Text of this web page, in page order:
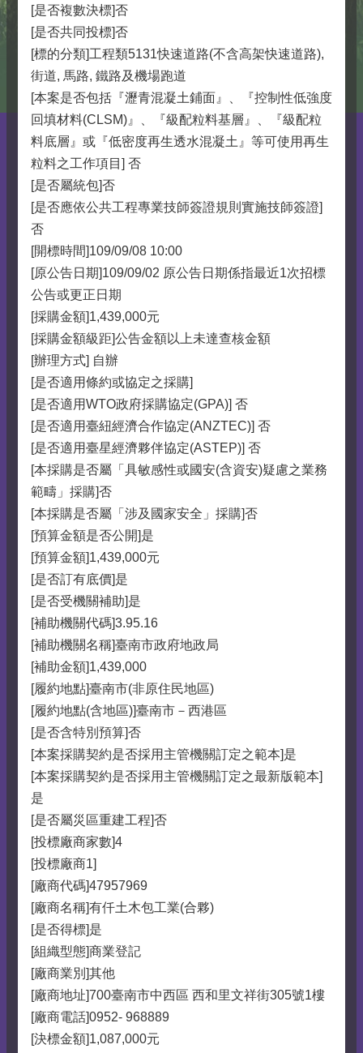
[是否複數決標]否
[是否共同投標]否
[標的分類]工程類5131快速道路(不含高架快速道路),
街道, 馬路, 鐵路及機場跑道
[本案是否包括『瀝青混凝土鋪面』、『控制性低強度
回填材料(CLSM)』、『級配粒料基層』、『級配粒
料底層』或『低密度再生透水混凝土』等可使用再生
粒料之工作項目] 否
[是否屬統包]否
[是否應依公共工程專業技師簽證規則實施技師簽證]
否
[開標時間]109/09/08 10:00
[原公告日期]109/09/02 原公告日期係指最近1次招標
公告或更正日期
[採購金額]1,439,000元
[採購金額級距]公告金額以上未達查核金額
[辦理方式] 自辦
[是否適用條約或協定之採購]
[是否適用WTO政府採購協定(GPA)] 否
[是否適用臺紐經濟合作協定(ANZTEC)] 否
[是否適用臺星經濟夥伴協定(ASTEP)] 否
[本採購是否屬「具敏感性或國安(含資安)疑慮之業務
範疇」採購]否
[本採購是否屬「涉及國家安全」採購]否
[預算金額是否公開]是
[預算金額]1,439,000元
[是否訂有底價]是
[是否受機關補助]是
[補助機關代碼]3.95.16
[補助機關名稱]臺南市政府地政局
[補助金額]1,439,000
[履約地點]臺南市(非原住民地區)
[履約地點(含地區)]臺南市－西港區
[是否含特別預算]否
[本案採購契約是否採用主管機關訂定之範本]是
[本案採購契約是否採用主管機關訂定之最新版範本]
是
[是否屬災區重建工程]否
[投標廠商家數]4
[投標廠商1]
[廠商代碼]47957969
[廠商名稱]有仟土木包工業(合夥)
[是否得標]是
[組織型態]商業登記
[廠商業別]其他
[廠商地址]700臺南市中西區 西和里文祥街305號1樓
[廠商電話]0952- 968889
[決標金額]1,087,000元